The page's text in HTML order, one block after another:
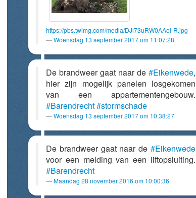
https://pbs.twimg.com/media/DJl73uRW0AAol-R.jpg
Woensdag 13 september 2017 om 11:07:28
De brandweer gaat naar de #Eikenwede,
hier zijn mogelijk panelen losgekomen
van een appartementengebouw.
#Barendrecht#stormschade
Woensdag 13 september 2017 om 10:38:27
De brandweer gaat naar de #Eikenwede
voor een melding van een liftopsluiting.
#Barendrecht
Maandag 28 november 2016 om 10:00:36